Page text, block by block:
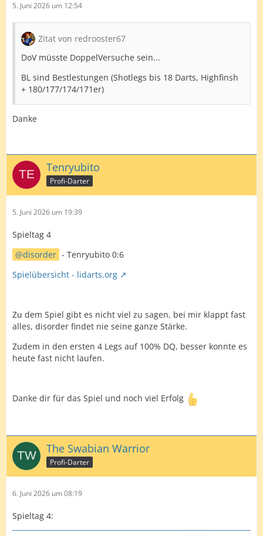
5. Juni 2026 um 12:54
Zitat von redrooster67
DoV müsste DoppelVersuche sein...
BL sind Bestlestungen (Shotlegs bis 18 Darts, Highfinsh
+ 180/177/174/171er)
Danke
Tenryubito
Profi-Darter
5. Juni 2026 um 19:39
Spieltag 4
disorder - Tenryubito 0:6
Spielübersicht - lidarts.org
Zu dem Spiel gibt es nicht viel zu sagen, bei mir klappt fast
alles, disorder findet nie seine ganze Stärke.
Zudem in den ersten 4 Legs auf 100% DQ, besser konnte es
heute fast nicht laufen.
Danke dir für das Spiel und noch viel Erfolg
The Swabian Warrior
Profi-Darter
6. Juni 2026 um 08:19
Spieltag 4: